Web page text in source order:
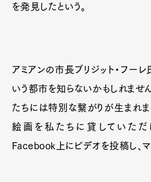
を発見したという。
アミアンの市長ブリジット・フーレ
いう都市を知らないかもしれませ
たちには特別な繋がりが生まれま
絵画を私たちに貸していただ
Facebook上にビデオを投稿し、マ